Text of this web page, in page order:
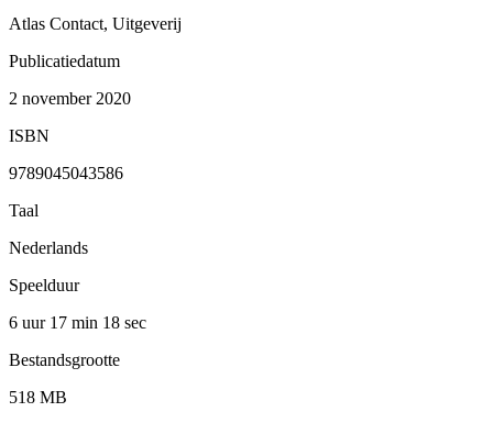
Atlas Contact, Uitgeverij
Publicatiedatum
2 november 2020
ISBN
9789045043586
Taal
Nederlands
Speelduur
6 uur 17 min 18 sec
Bestandsgrootte
518 MB